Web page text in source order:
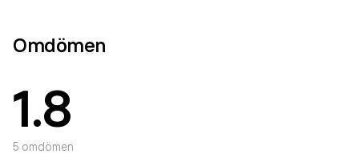
Omdömen
1.8
5 omdömen